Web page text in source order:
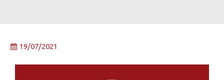
19/07/2021